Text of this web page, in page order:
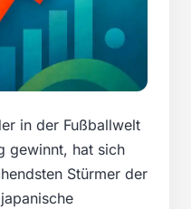
in der Fußballwelt
gewinnt, hat sich
Stürmer der